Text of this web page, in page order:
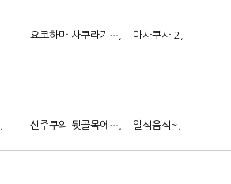
요코하마 사쿠라기…, 아사쿠사 2,
신주쿠의 뒷골목에…, 일식음식~,